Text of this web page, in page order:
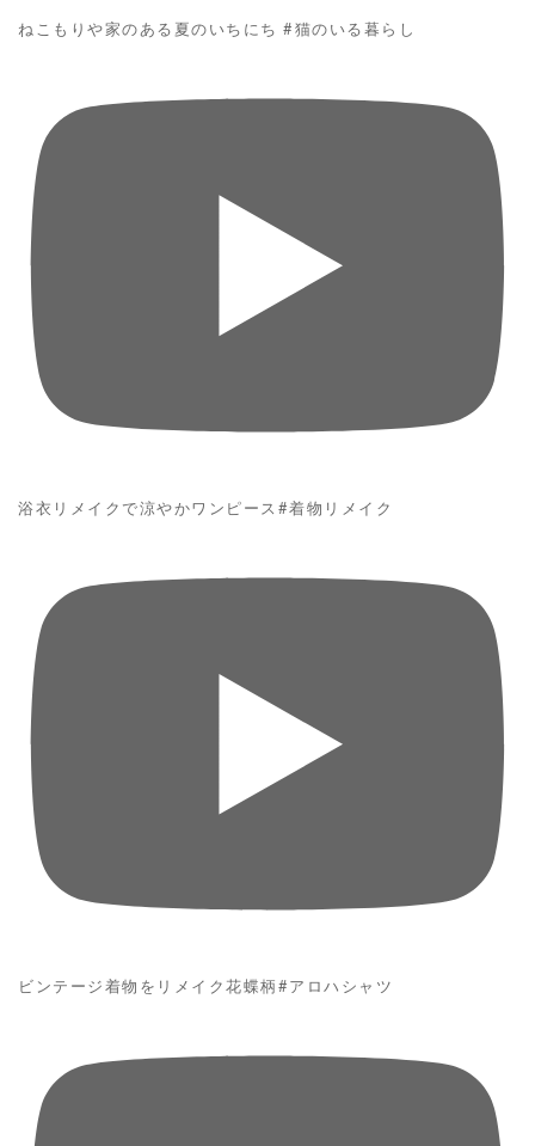
ねこもりや家のある夏のいちにち #猫のいる暮らし
浴衣リメイクで涼やかワンピース#着物リメイク
ビンテージ着物をリメイク花蝶柄#アロハシャツ